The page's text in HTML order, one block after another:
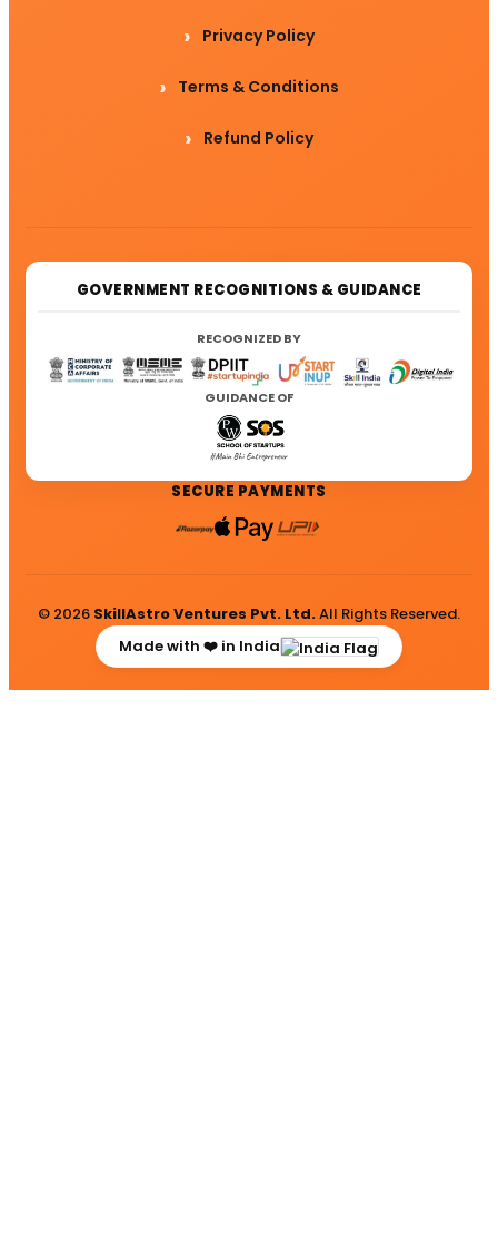
Privacy Policy
Terms & Conditions
Refund Policy
GOVERNMENT RECOGNITIONS & GUIDANCE
RECOGNIZED BY
GUIDANCE OF
SECURE PAYMENTS
© 2026 SkillAstro Ventures Pvt. Ltd.All Rights Reserved.
Made with ❤️ in India